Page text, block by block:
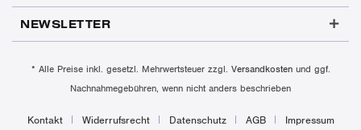
NEWSLETTER
* Alle Preise inkl. gesetzl. Mehrwertsteuer zzgl. Versandkostenund ggf.
Nachnahmegebühren, wenn nicht anders beschrieben
Kontakt Widerrufsrecht Datenschutz AGB Impressum